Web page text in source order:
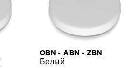
OBN - ABN - ZBN
Белый